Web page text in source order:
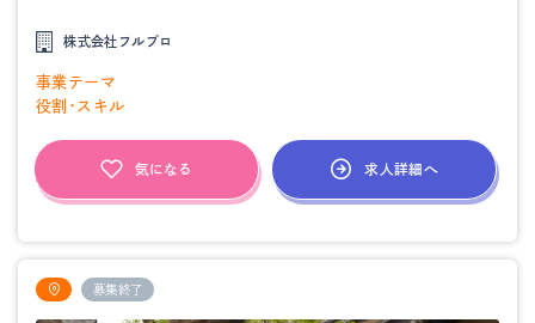
株式会社フルプロ
事業テーマ
役割・スキル
気になる 求人詳細へ
募集終了